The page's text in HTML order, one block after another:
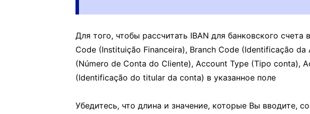
Для того, чтобы рассчитать IBAN для банковского счета
Code (Instituição Financeira), Branch Code (Identificação
(Número de Conta do Cliente), Account Type (Tipo conta),
(Identificação do titular da conta) в указанное поле
Убедитесь, что длина и значение, которые Вы вводите,